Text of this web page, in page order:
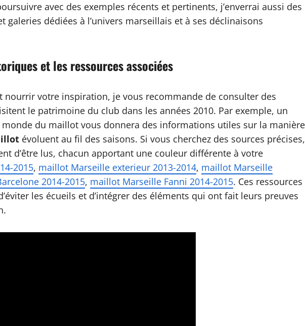
avec des exemples récents et pertinents, j’enverrai aussi des
galeries dédiées à l’univers marseillais et à ses déclinaisons
et les ressources associées
nourrir votre inspiration, je vous recommande de consulter des
le patrimoine du club dans les années 2010. Par exemple, un
du maillot vous donnera des informations utiles sur la manière
évoluent au fil des saisons. Si vous cherchez des sources précises,
d’être lus, chacun apportant une couleur différente à votre
2015, maillot Marseille exterieur 2013-2014, maillot Marseille
2014-2015, maillot Marseille Fanni 2014-2015. Ces ressources
les écueils et d’intégrer des éléments qui ont fait leurs preuves